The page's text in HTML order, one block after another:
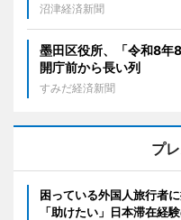
沼津経済新聞
墨田区役所、「令和8
開庁前から長い列
すみだ経済新聞
プ
困っている外国人旅行者
「助けたい」日本滞在経